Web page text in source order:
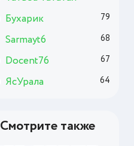
Бухарик 79
Sarmayt6 68
Docent76 67
ЯсУрала 64
Смотрите также